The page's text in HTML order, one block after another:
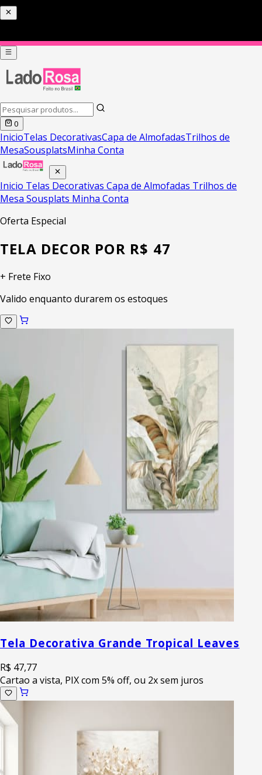
PIX COM 5% DE DESCONTO HOJE
0
InicioTelas DecorativasCapa de AlmofadasTrilhos de
MesaSousplatsMinha Conta
Inicio Telas Decorativas Capa de Almofadas Trilhos de
Mesa Sousplats Minha Conta
Oferta Especial
TELA DECOR POR R$ 47
+ Frete Fixo
Valido enquanto durarem os estoques
Tela Decorativa Grande Tropical Leaves
R$ 47,77
Cartao a vista, PIX com 5% off, ou 2x sem juros